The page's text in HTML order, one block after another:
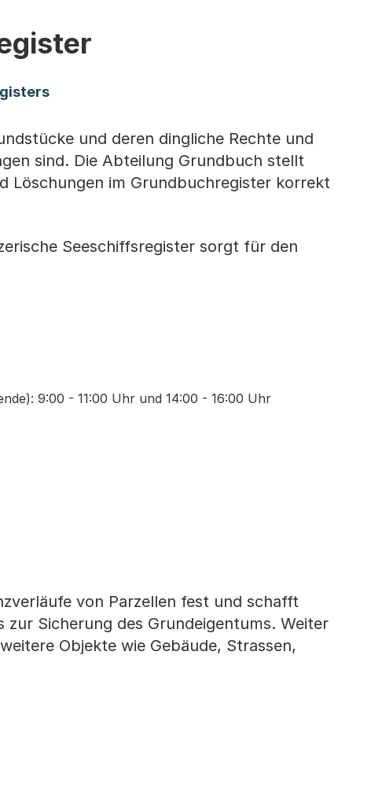
und deren dingliche Rechte und
sind. Die Abteilung Grundbuch stellt
Löschungen im Grundbuchregister korrekt
Seeschiffsregister sorgt für den
9:00 - 11:00 Uhr und 14:00 - 16:00 Uhr
von Parzellen fest und schafft
zur Sicherung des Grundeigentums. Weiter
Objekte wie Gebäude, Strassen,